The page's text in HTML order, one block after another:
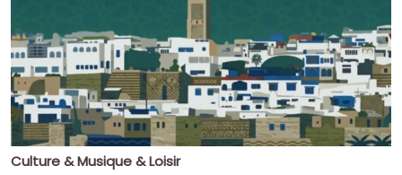
Culture & Musique & Loisir